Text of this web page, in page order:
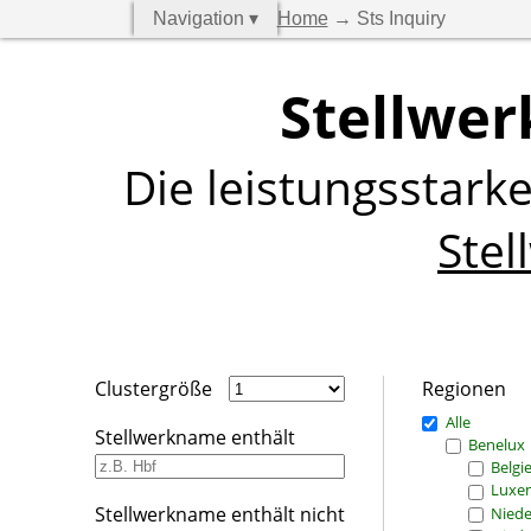
Navigation ▾ Home→ Sts Inquiry
Die
Clustergröße
Stellwerkname enthält
Stellwerkname enthält nicht
Regionen
Alle
Benelux